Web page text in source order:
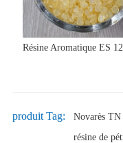
Résine Aromatique ES
produit Tag: Novarès TN
résine de